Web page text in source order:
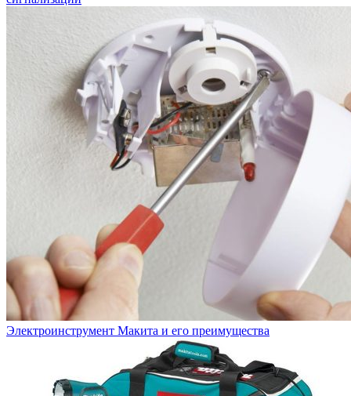
Электроинструмент Макита и его преимущества